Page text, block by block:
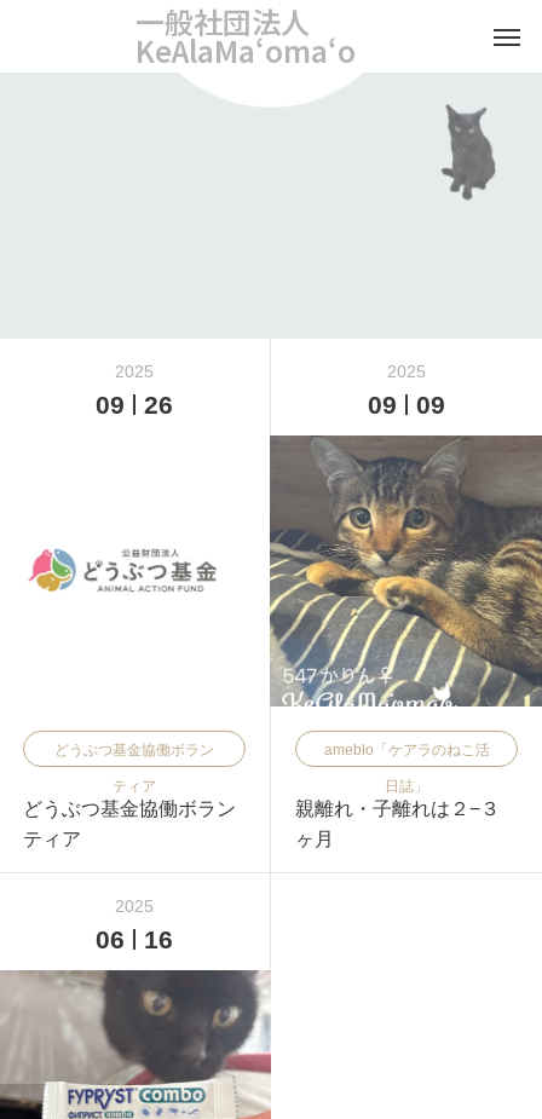
一般社団法人
KeAlaMaʻomaʻo
2025
09 26
どうぶつ基金協働ボラン
ティア
どうぶつ基金協働ボラン
ティア
2025
09 09
ameblo「ケアラのねこ活
日誌」
親離れ・子離れは２−３
ヶ月
2025
06 16